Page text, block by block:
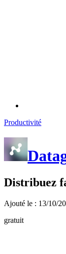
Productivité
Distribuez
Ajouté le : 13/10/
gratuit